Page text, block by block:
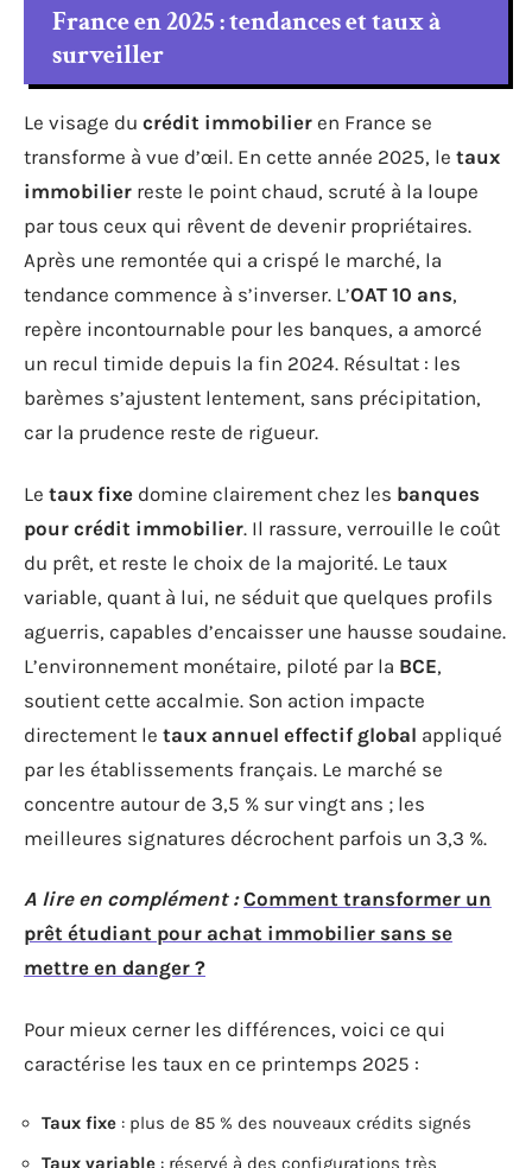
France en 2025 : tendances et taux à
surveiller
Le visage du crédit immobilier en France se
transforme à vue d’œil. En cette année 2025, le taux
immobilier reste le point chaud, scruté à la loupe
par tous ceux qui rêvent de devenir propriétaires.
Après une remontée qui a crispé le marché, la
tendance commence à s’inverser. L’OAT 10 ans,
repère incontournable pour les banques, a amorcé
un recul timide depuis la fin 2024. Résultat : les
barèmes s’ajustent lentement, sans précipitation,
car la prudence reste de rigueur.
Le taux fixe domine clairement chez les banques
pour crédit immobilier. Il rassure, verrouille le coût
du prêt, et reste le choix de la majorité. Le taux
variable, quant à lui, ne séduit que quelques profils
aguerris, capables d’encaisser une hausse soudaine.
L’environnement monétaire, piloté par la BCE,
soutient cette accalmie. Son action impacte
directement le taux annuel effectif global appliqué
par les établissements français. Le marché se
concentre autour de 3,5 % sur vingt ans ; les
meilleures signatures décrochent parfois un 3,3 %.
A lire en complément : Comment transformer un
prêt étudiant pour achat immobilier sans se
mettre en danger ?
Pour mieux cerner les différences, voici ce qui
caractérise les taux en ce printemps 2025 :
Taux fixe : plus de 85 % des nouveaux crédits signés
Taux variable : réservé à des configurations très